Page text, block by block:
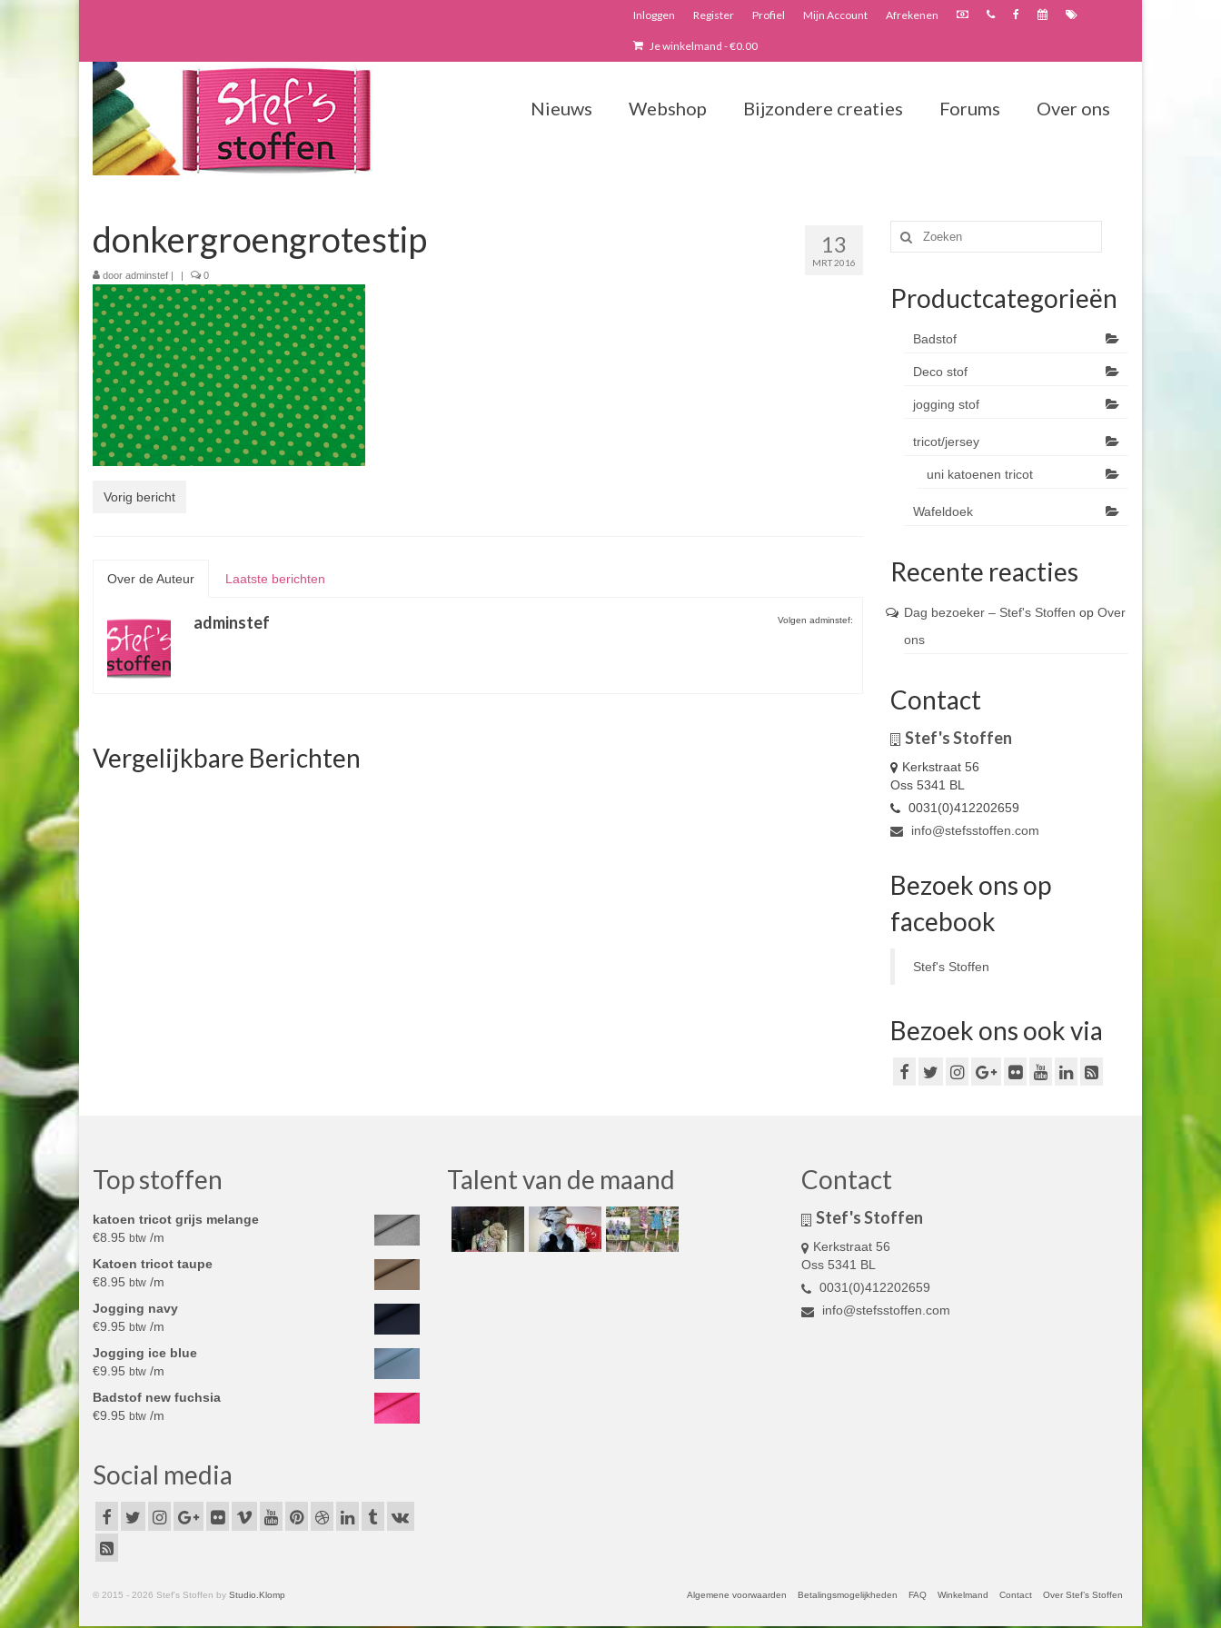
Inloggen Register Profiel Mijn Account Afrekenen
Je winkelmand -€0.00
Nieuws Webshop Bijzondere creaties Forums Over ons
13
MRT 2016
donkergroengrotestip
door adminstef | | 0
Vorig bericht
Over de Auteur Laatste berichten
Volgen adminstef:
adminstef
Vergelijkbare Berichten
Zoeken
naar:
Productcategorieën
Badstof
Deco stof
jogging stof
tricot/jersey
uni katoenen tricot
Wafeldoek
Recente reacties
Dag bezoeker – Stef's Stoffen op Over
ons
Contact
Stef's Stoffen
Kerkstraat 56
Oss 5341 BL
0031(0)412202659
info@stefsstoffen.com
Bezoek ons op
facebook
Stef's Stoffen
Bezoek ons ook via
Top stoffen
katoen tricot grijs melange
€8.95 btw /m
Katoen tricot taupe
€8.95 btw /m
Jogging navy
€9.95 btw /m
Jogging ice blue
€9.95 btw /m
Badstof new fuchsia
€9.95 btw /m
Social media
Talent van de maand Contact
Stef's Stoffen
Kerkstraat 56
Oss 5341 BL
0031(0)412202659
info@stefsstoffen.com
Algemene voorwaarden Betalingsmogelijkheden FAQ Winkelmand Contact Over Stef’s Stoffen
© 2015 - 2026 Stef's Stoffen by Studio.Klomp